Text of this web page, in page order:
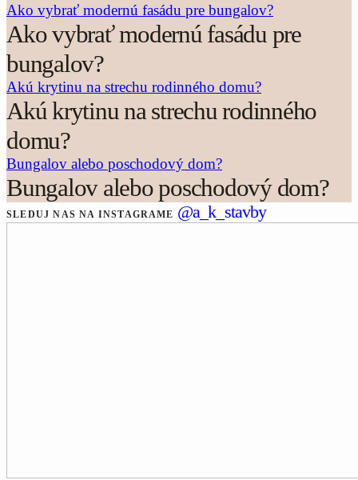
Ako vybrať modernú fasádu pre bungalov?
Ako vybrať modernú fasádu pre
bungalov?
Akú krytinu na strechu rodinného domu?
Akú krytinu na strechu rodinného
domu?
Bungalov alebo poschodový dom?
Bungalov alebo poschodový dom?
SLEDUJ NAS NA INSTAGRAME @a_k_stavby